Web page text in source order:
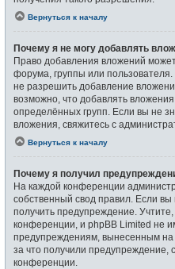
Вернуться к началу
Почему я не могу добавлять
Право добавления вложений
форума, группы или
не разрешить добавление
возможно, что добавлять
определённых групп. Если вы не
вложения, свяжитесь с
Вернуться к началу
Почему я получил
На каждой конференции
собственный свод правил. Если
получить предупреждение.
конференции, и phpBB Limited не
предупреждениям, вынесенным на
за что получили предупреждение,
конференции.